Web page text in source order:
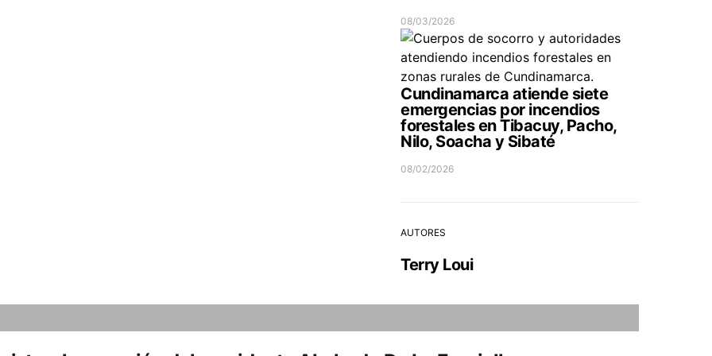
08/03/2026
Cundinamarca atiende siete
emergencias por incendios
forestales en Tibacuy, Pacho,
Nilo, Soacha y Sibaté
08/02/2026
AUTORES
Terry Loui